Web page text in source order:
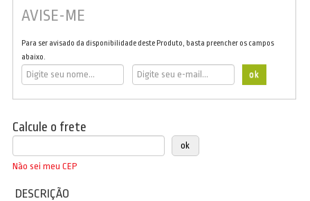
AVISE-ME
Para ser avisado da disponibilidade deste Produto, basta preencher os campos
abaixo.
Calcule o frete
Não sei meu CEP
DESCRIÇÃO